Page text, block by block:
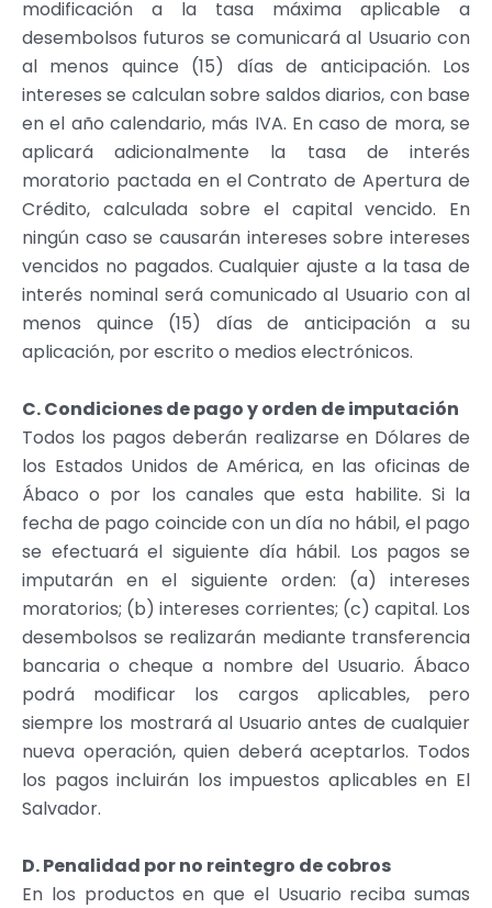
modificación a la tasa máxima aplicable a
desembolsos futuros se comunicará al Usuario con
al menos quince (15) días de anticipación. Los
intereses se calculan sobre saldos diarios, con base
en el año calendario, más IVA. En caso de mora, se
aplicará adicionalmente la tasa de interés
moratorio pactada en el Contrato de Apertura de
Crédito, calculada sobre el capital vencido. En
ningún caso se causarán intereses sobre intereses
vencidos no pagados. Cualquier ajuste a la tasa de
interés nominal será comunicado al Usuario con al
menos quince (15) días de anticipación a su
aplicación, por escrito o medios electrónicos.
C. Condiciones de pago y orden de imputación
Todos los pagos deberán realizarse en Dólares de
los Estados Unidos de América, en las oficinas de
Ábaco o por los canales que esta habilite. Si la
fecha de pago coincide con un día no hábil, el pago
se efectuará el siguiente día hábil. Los pagos se
imputarán en el siguiente orden: (a) intereses
moratorios; (b) intereses corrientes; (c) capital. Los
desembolsos se realizarán mediante transferencia
bancaria o cheque a nombre del Usuario. Ábaco
podrá modificar los cargos aplicables, pero
siempre los mostrará al Usuario antes de cualquier
nueva operación, quien deberá aceptarlos. Todos
los pagos incluirán los impuestos aplicables en El
Salvador.
D. Penalidad por no reintegro de cobros
En los productos en que el Usuario reciba sumas